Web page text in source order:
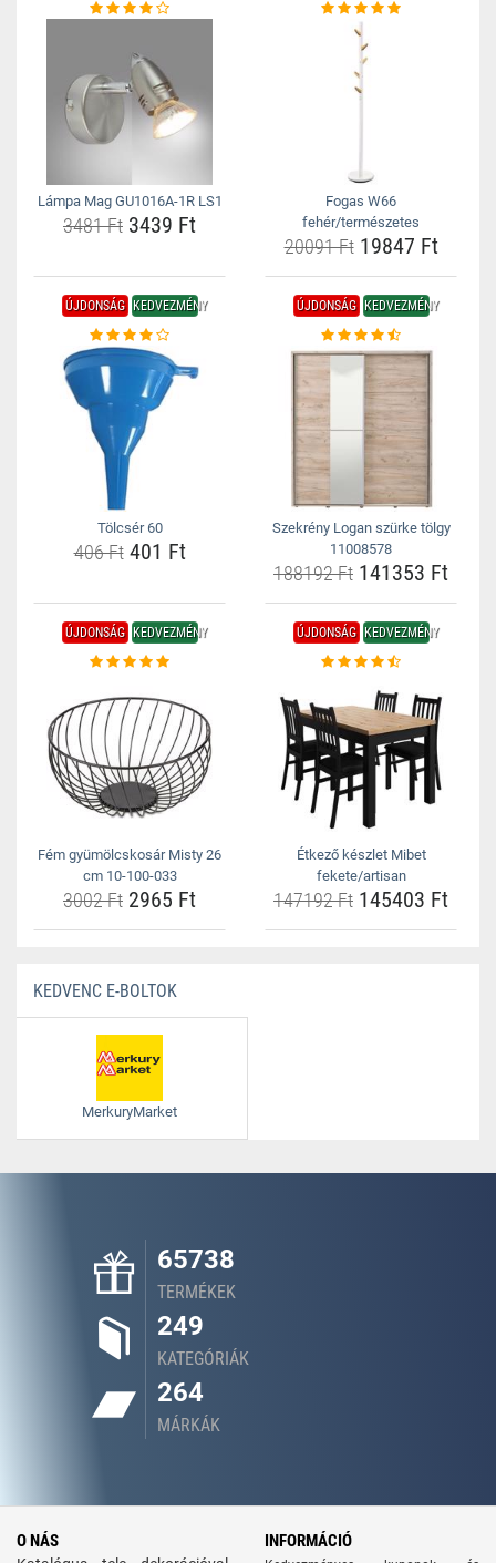
Lámpa Mag GU1016A-1R LS1
3481 Ft 3439 Ft
Fogas W66
fehér/természetes
20091 Ft19847 Ft
ÚJDONSÁG KEDVEZMÉNY
Tölcsér 60
406 Ft401 Ft
ÚJDONSÁG KEDVEZMÉNY
Szekrény Logan szürke tölgy
11008578
188192 Ft 141353 Ft
ÚJDONSÁG KEDVEZMÉNY
Fém gyümölcskosár Misty 26
cm 10-100-033
3002 Ft 2965 Ft
ÚJDONSÁG KEDVEZMÉNY
Étkező készlet Mibet
fekete/artisan
147192 Ft 145403 Ft
KEDVENC E-BOLTOK
MerkuryMarket
65738
TERMÉKEK
249
KATEGÓRIÁK
264
MÁRKÁK
O NÁS INFORMÁCIÓ